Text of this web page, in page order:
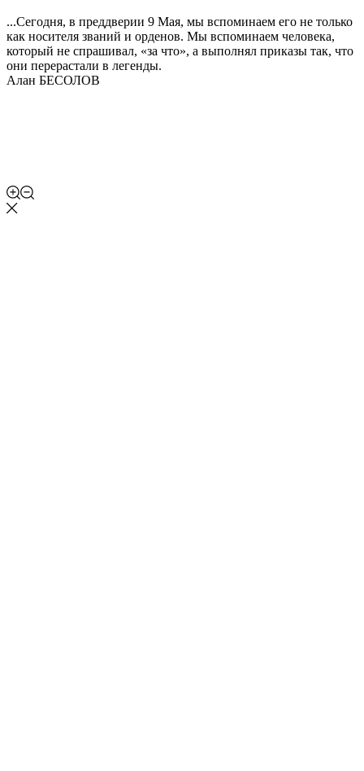
...Сегодня, в преддверии 9 Мая, мы вспоминаем его не только
как носителя званий и орденов. Мы вспоминаем человека,
который не спрашивал, «за что», а выполнял приказы так, что
они перерастали в легенды.
Алан БЕСОЛОВ